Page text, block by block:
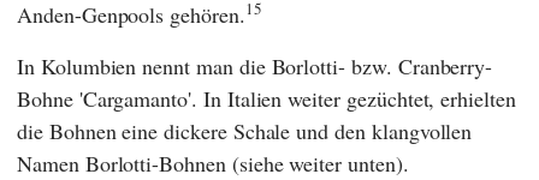
Anden-Genpools gehören.15
In Kolumbien nennt man die Borlotti- bzw. Cranberry-
Bohne 'Cargamanto'. In Italien weiter gezüchtet, erhielten
die Bohnen eine dickere Schale und den klangvollen
Namen Borlotti-Bohnen (siehe weiter unten).